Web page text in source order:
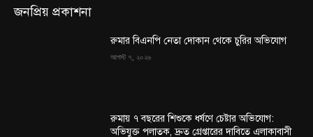
জনপ্রিয় প্রকাশনা
রুমার বিএনপি নেতা দোকান থেকে চুরির অভিযোগ
আগস্ট ৭, ২০২৬
রুমায় ৭ বছরের শিশুকে ধর্ষণে চেষ্টার অভিযোগ:
অভিযুক্ত পলাতক, দ্রুত গ্রেপ্তারের দাবিতে এলাকাবাসী